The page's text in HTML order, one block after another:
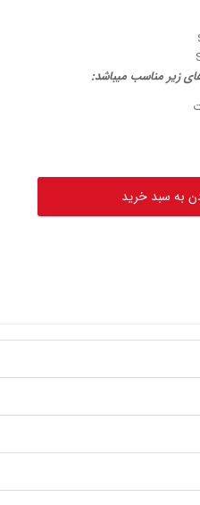
زیر مناسب میباشد:
به سبد خرید